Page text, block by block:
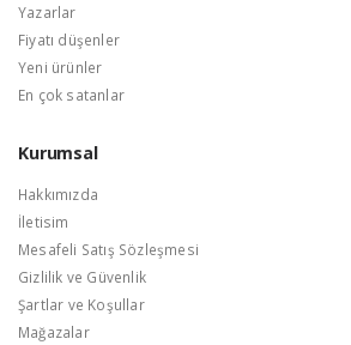
Yazarlar
Fiyatı düşenler
Yeni ürünler
En çok satanlar
Kurumsal
Hakkımızda
İletisim
Mesafeli Satış Sözleşmesi
Gizlilik ve Güvenlik
Şartlar ve Koşullar
Mağazalar